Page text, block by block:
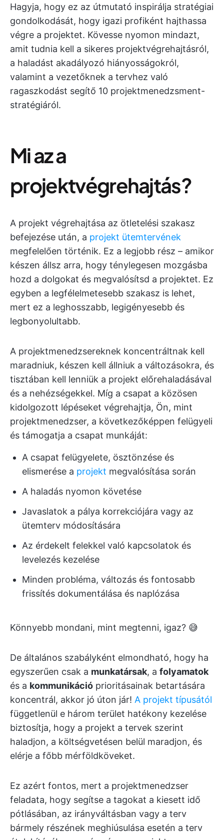
Hagyja, hogy ez az útmutató inspirálja stratégiai
gondolkodását, hogy igazi profiként hajthassa
végre a projektet. Kövesse nyomon mindazt,
amit tudnia kell a sikeres projektvégrehajtásról,
a haladást akadályozó hiányosságokról,
valamint a vezetőknek a tervhez való
ragaszkodást segítő 10 projektmenedzsment-
stratégiáról.
Mi az a
projektvégrehajtás?
A projekt végrehajtása az ötletelési szakasz
befejezése után, a projekt ütemtervének
megfelelően történik. Ez a legjobb rész – amikor
készen állsz arra, hogy ténylegesen mozgásba
hozd a dolgokat és megvalósítsd a projektet. Ez
egyben a legfélelmetesebb szakasz is lehet,
mert ez a leghosszabb, legigényesebb és
legbonyolultabb.
A projektmenedzsereknek koncentráltnak kell
maradniuk, készen kell állniuk a változásokra, és
tisztában kell lenniük a projekt előrehaladásával
és a nehézségekkel. Míg a csapat a közösen
kidolgozott lépéseket végrehajtja, Ön, mint
projektmenedzser, a következőképpen felügyeli
és támogatja a csapat munkáját:
A csapat felügyelete, ösztönzése és
elismerése a projekt megvalósítása során
A haladás nyomon követése
Javaslatok a pálya korrekciójára vagy az
ütemterv módosítására
Az érdekelt felekkel való kapcsolatok és
levelezés kezelése
Minden probléma, változás és fontosabb
frissítés dokumentálása és naplózása
Könnyebb mondani, mint megtenni, igaz? 😅
De általános szabályként elmondható, hogy ha
egyszerűen csak a munkatársak, a folyamatok
és a kommunikáció prioritásainak betartására
koncentrál, akkor jó úton jár! A projekt típusától
függetlenül e három terület hatékony kezelése
biztosítja, hogy a projekt a tervek szerint
haladjon, a költségvetésen belül maradjon, és
elérje a főbb mérföldköveket.
Ez azért fontos, mert a projektmenedzser
feladata, hogy segítse a tagokat a kiesett idő
pótlásában, az irányváltásban vagy a terv
bármely részének meghiúsulása esetén a terv